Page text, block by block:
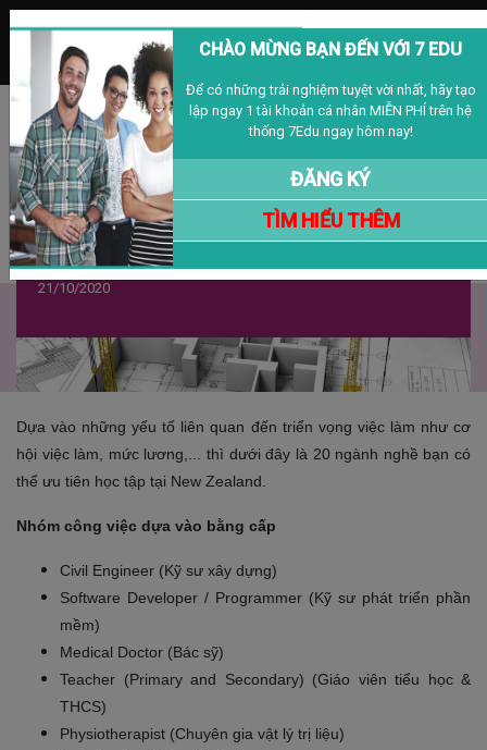
MENU
VIỆT NAM
Đăng nhập Đăng ký
Top Ngành Nghề Nên Học Tại New
Zealand
21/10/2020
Dựa vào những yếu tố liên quan đến triển vọng việc làm như cơ
hội việc làm, mức lương,... thì dưới đây là 20 ngành nghề bạn có
thể ưu tiên học tập tại New Zealand.
Nhóm công việc dựa vào bằng cấp
Civil Engineer (Kỹ sư xây dựng)
Software Developer / Programmer (Kỹ sư phát triển phần
mềm)
Medical Doctor (Bác sỹ)
Teacher (Primary and Secondary) (Giáo viên tiểu học &
THCS)
Physiotherapist (Chuyên gia vật lý trị liệu)
CHÀO MỪNG BẠN ĐẾN VỚI 7 EDU
Để có những trải nghiệm tuyệt vời nhất, hãy tạo
lập ngay 1 tài khoản cá nhân MIỄN PHÍ trên hệ
thống 7Edu ngay hôm nay!
ĐĂNG KÝ
TÌM HIỂU THÊM